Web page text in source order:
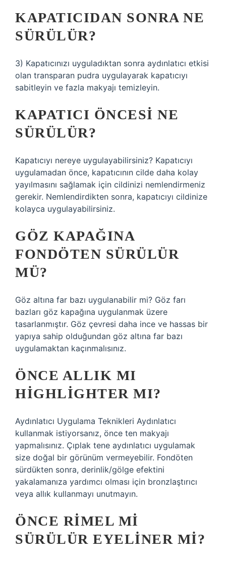
KAPATICIDAN SONRA NE
SÜRÜLÜR?
3) Kapatıcınızı uyguladıktan sonra aydınlatıcı etkisi
olan transparan pudra uygulayarak kapatıcıyı
sabitleyin ve fazla makyajı temizleyin.
KAPATICI ÖNCESI NE
SÜRÜLÜR?
Kapatıcıyı nereye uygulayabilirsiniz? Kapatıcıyı
uygulamadan önce, kapatıcının cilde daha kolay
yayılmasını sağlamak için cildinizi nemlendirmeniz
gerekir. Nemlendirdikten sonra, kapatıcıyı cildinize
kolayca uygulayabilirsiniz.
GÖZ KAPAĞINA
FONDÖTEN SÜRÜLÜR
MÜ?
Göz altına far bazı uygulanabilir mi? Göz farı
bazları göz kapağına uygulanmak üzere
tasarlanmıştır. Göz çevresi daha ince ve hassas bir
yapıya sahip olduğundan göz altına far bazı
uygulamaktan kaçınmalısınız.
ÖNCE ALLIK MI
HIGHLIGHTER MI?
Aydınlatıcı Uygulama Teknikleri Aydınlatıcı
kullanmak istiyorsanız, önce ten makyajı
yapmalısınız. Çıplak tene aydınlatıcı uygulamak
size doğal bir görünüm vermeyebilir. Fondöten
sürdükten sonra, derinlik/gölge efektini
yakalamanıza yardımcı olması için bronzlaştırıcı
veya allık kullanmayı unutmayın.
ÖNCE RIMEL MI
SÜRÜLÜR EYELINER MI?